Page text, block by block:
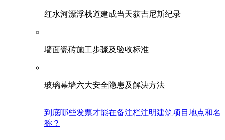
红水河漂浮栈道建成当天获吉尼斯纪录
墙面瓷砖施工步骤及验收标准
玻璃幕墙六大安全隐患及解决方法
到底哪些发票才能在备注栏注明建筑项目地点和名
称？